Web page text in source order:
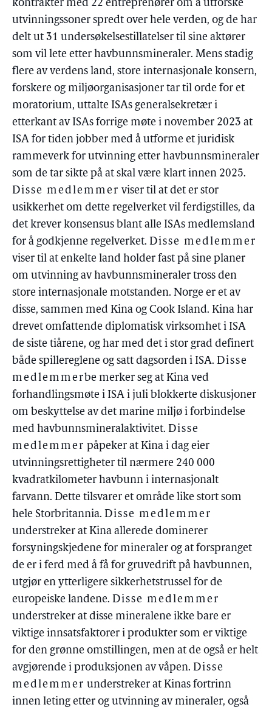
kontrakter med 22 entreprenører om å utforske
utvinningssoner spredt over hele verden, og de har
delt ut 31 undersøkelsestillatelser til sine aktører
som vil lete etter havbunnsmineraler. Mens stadig
flere av verdens land, store internasjonale konsern,
forskere og miljøorganisasjoner tar til orde for et
moratorium, uttalte ISAs generalsekretær i
etterkant av ISAs forrige møte i november 2023 at
ISA for tiden jobber med å utforme et juridisk
rammeverk for utvinning etter havbunnsmineraler
som de tar sikte på at skal være klart innen 2025.
Disse medlemmer viser til at det er stor
usikkerhet om dette regelverket vil ferdigstilles, da
det krever konsensus blant alle ISAs medlemsland
for å godkjenne regelverket. Disse medlemmer
viser til at enkelte land holder fast på sine planer
om utvinning av havbunnsmineraler tross den
store internasjonale motstanden. Norge er et av
disse, sammen med Kina og Cook Island. Kina har
drevet omfattende diplomatisk virksomhet i ISA
de siste tiårene, og har med det i stor grad definert
både spillereglene og satt dagsorden i ISA. Disse
medlemmerbe merker seg at Kina ved
forhandlingsmøte i ISA i juli blokkerte diskusjoner
om beskyttelse av det marine miljø i forbindelse
med havbunnsmineralaktivitet. Disse
medlemmer påpeker at Kina i dag eier
utvinningsrettigheter til nærmere 240 000
kvadratkilometer havbunn i internasjonalt
farvann. Dette tilsvarer et område like stort som
hele Storbritannia. Disse medlemmer
understreker at Kina allerede dominerer
forsyningskjedene for mineraler og at forspranget
de er i ferd med å få for gruvedrift på havbunnen,
utgjør en ytterligere sikkerhetstrussel for de
europeiske landene. Disse medlemmer
understreker at disse mineralene ikke bare er
viktige innsatsfaktorer i produkter som er viktige
for den grønne omstillingen, men at de også er helt
avgjørende i produksjonen av våpen. Disse
medlemmer understreker at Kinas fortrinn
innen leting etter og utvinning av mineraler, også